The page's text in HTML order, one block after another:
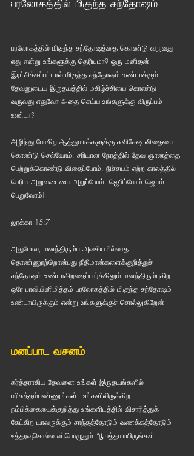
Bible Reading Challenge
பரலோகத்தில் மிகுந்த சந்தோஷம்
பரலோகத்தில் மிகுந்த சந்தோஷத்தை கொண்டு வருவது
எது என்று உங்களுக்கு தெரியுமா? ஒரு மனிதன்
இரட்சிக்கப்பட்டால் மிகுந்த சந்தோஷம் உண்டாக்கும்.
தேவனுடைய இருதயத்தில் மகிழ்ச்சியை கொண்டு
வருவது எதுவோ அதை செய்ய உங்களுக்கு விருப்பம்
உண்டா?
அழிந்து போகிற ஆத்துமாக்களுக்கு சுவிசேஷ விதையை
கொண்டு செல்வோம். சரியான நேரத்தில் தேவ ஞானத்தை
பெற்றுக்கொண்டு விதைப்போம். நிச்சயம் ஏற்ற காலத்தில்
பெரிய அறுவடையை அறுப்போம். ஜெபிப்போம் ஜெயம்
பெறுவோம்!
லூக்கா 15:7
அதுபோல, மனந்திரும்ப அவசியமில்லாத
தொண்ணூற்றொன்பது நீதிமான்களைக்குறித்துச்
சந்தோஷம் உண்டாகிறதைப்பார்க்கிலும் மனந்திரும்புகிற
ஒரே பாவியினிமித்தம் பரலோகத்தில் மிகுந்த சந்தோஷம்
உண்டாயிருக்கும் என்று உங்களுக்குச் சொல்லுகிறேன்
மனப்பாட வசனம்
கர்த்தராகிய தேவனை உங்கள் இருதயங்களில்
பரிசுத்தம்பண்ணுங்கள்; உங்களிலிருக்கிற
நம்பிக்கையைக்குறித்து உங்களிடத்தில் விசாரித்துக்
கேட்கிற யாவருக்கும் சாந்தத்தோடும் வணக்கத்தோடும்
உத்தரவுசொல்ல எப்பொழுதும் ஆயத்தமாயிருங்கள்.